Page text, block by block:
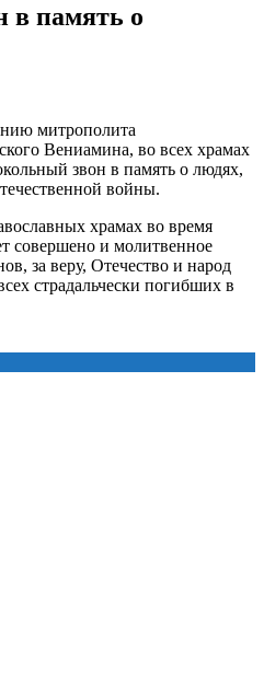
в память о
митрополита
Вениамина, во всех храмах
звон в память о людях,
войны.
храмах во время
совершено и молитвенное
за веру, Отечество и народ
страдальчески погибших в